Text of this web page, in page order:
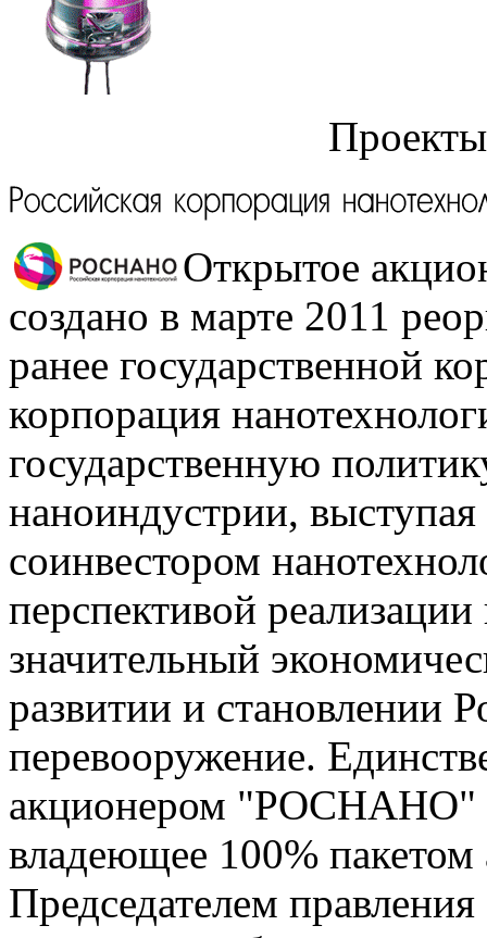
Открытое
создано в марте 2011
ранее государственной
корпорация
государственную
наноиндустрии,
соинвестором
перспективой реализации
значительный
развитии и становлении
перевооружение.
акционером "РОСНАНО"
владеющее 100%
Председателем